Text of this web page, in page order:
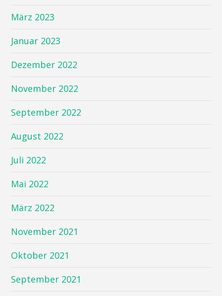
März 2023
Januar 2023
Dezember 2022
November 2022
September 2022
August 2022
Juli 2022
Mai 2022
März 2022
November 2021
Oktober 2021
September 2021